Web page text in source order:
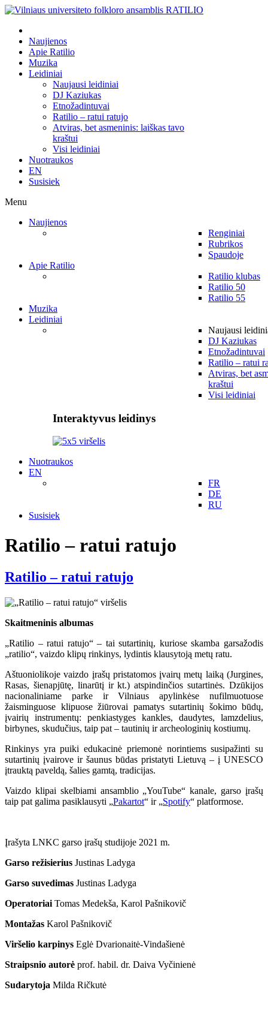
Naujienos
Apie Ratilio
Muzika
Leidiniai
Naujausi leidiniai
DJ Kaziukas
Etnožadintuvai
Ratilio – ratui ratujo
Atviras, bet asmeninis: laiškas tavo
kraštui
Visi leidiniai
Nuotraukos
EN
Susisiek
Menu
Naujienos
Renginiai
Rubrikos
Spaudoje
Apie Ratilio
Ratilio klubas
Ratilio 50
Ratilio 55
Muzika
Leidiniai
Naujausi
DJ Kaziukas
Etnožadintuvai
Ratilio – ratui
Atviras, bet
kraštui
Visi leidiniai
Interaktyvus leidinys
Nuotraukos
EN
FR
DE
RU
Susisiek
Ratilio – ratui ratujo
Ratilio – ratui ratujo
Skaitmeninis albumas
„Ratilio – ratui ratujo“ – tai sutartinių, kuriose skamba garsažodis
„ratilio“, vaizdo klipų rinkinys, lydintis klausytoją metų ratu.
Aštuoniolikoje vaizdo įrašų pristatomos įvairų metų laiką (Jurgines,
Rasas, šienapjūtę, linarūtį ir kt.) atspindinčios sutartinės. Dzūkijos
nacionaliniame parke ir Vilniaus apylinkėse nufilmuotuose
žaisminguose klipuose žiūrovai pamatys sutartinių šokimo būdų,
įvairių instrumentų: penkiastyges kankles, daudytes, lamzdelius,
birbynes, skudučius, taip pat – tautinių ir archeologinių kostiumų.
Rinkinys yra puiki edukacinė priemonė norintiems susipažinti su
sutartinių įvairove ir šaunus būdas pristatyti Lietuvą – į UNESCO
įtrauktą paveldą, šalies gamtą, tradicijas.
Vaizdo klipai skelbiami ansamblio „YouTube“ kanale, garso įrašų
taip pat galima pasiklausyti „Pakartot“ ir „Spotify“ platformose.
Įrašyta LNKC garso įrašų studijoje 2021 m.
Garso režisierius Justinas Ladyga
Garso suvedimas Justinas Ladyga
Operatoriai Tomas Medekša, Karol Pašnikovič
Montažas Karol Pašnikovič
Viršelio karpinys Eglė Dvarionaitė-Vindašienė
Straipsnio autorė prof. habil. dr. Daiva Vyčinienė
Sudarytoja Milda Ričkutė